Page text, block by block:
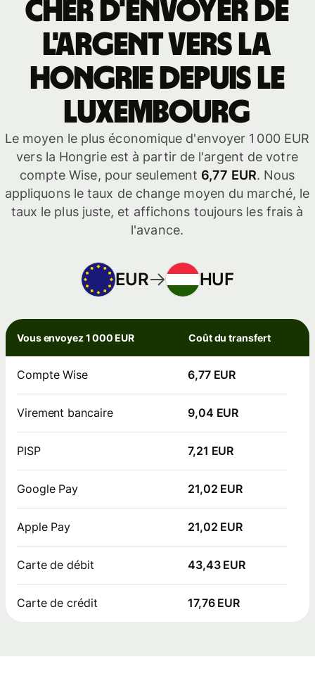
cher d'envoyer de
l'argent vers la
Hongrie depuis le
Luxembourg
Le moyen le plus économique d'envoyer 1 000 EUR
vers la Hongrie est à partir de l'argent de votre
compte Wise, pour seulement 6,77 EUR. Nous
appliquons le taux de change moyen du marché, le
taux le plus juste, et affichons toujours les frais à
l'avance.
EUR HUF
Vous envoyez 1 000 EUR Coût du transfert
Compte Wise 6,77 EUR
Virement bancaire 9,04 EUR
PISP 7,21 EUR
Google Pay 21,02 EUR
Apple Pay 21,02 EUR
Carte de débit 43,43 EUR
Carte de crédit 17,76 EUR